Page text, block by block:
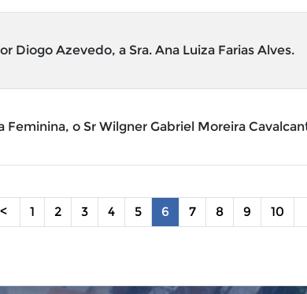
Diogo Azevedo, a Sra. Ana Luiza Farias Alves.
o Sr Wilgner Gabriel Moreira
< 1 2 3 4 5 6 7 8 9 10